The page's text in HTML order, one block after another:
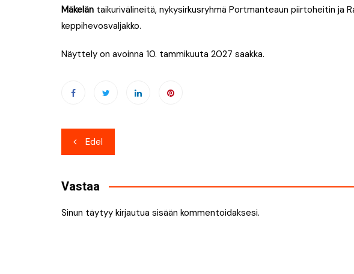
Mäkelän taikurivälineitä, nykysirkusryhmä Portmanteaun piirtoheitin ja
keppihevosvaljakko.
Näyttely on avoinna 10. tammikuuta 2027 saakka.
Artikkelien
selaus
Edel
Vastaa
Sinun täytyy kirjautua sisään kommentoidaksesi.